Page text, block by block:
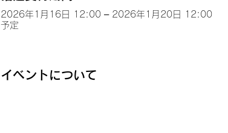
2026年1月16日 12:00 – 2026年1月20日 12:00
予定
イベントについて